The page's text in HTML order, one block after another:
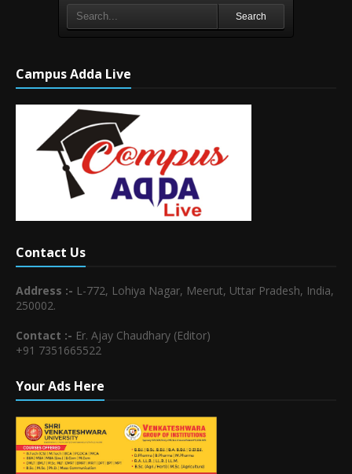
Search
Campus Adda Live
Contact Us
Address :- L-772, Lohiya Nagar, Meerut, Uttar Pradesh, India,
250002.
Contact :- Er. Ajay Chaudhary (Editor)
+91 7351665522
Your Ads Here